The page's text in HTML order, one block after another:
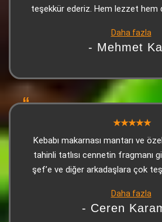
teşekkür ederiz. Hem lezzet hem
Daha fazla
- Mehmet
Kebabı makarnası mantarı ve
tahinli tatlısı cennetin fragmanı
şef’e ve diğer arkadaşlara çok
Adana’daysanız ve bu yorumu
azından tatmanızı şiddetle tavsiye
Daha fazla
- Ceren